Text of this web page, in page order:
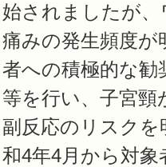
始されましたが
痛みの発生頻度が
者への積極的な
等を行い、子宮
副反応のリスク
和4年4月から対